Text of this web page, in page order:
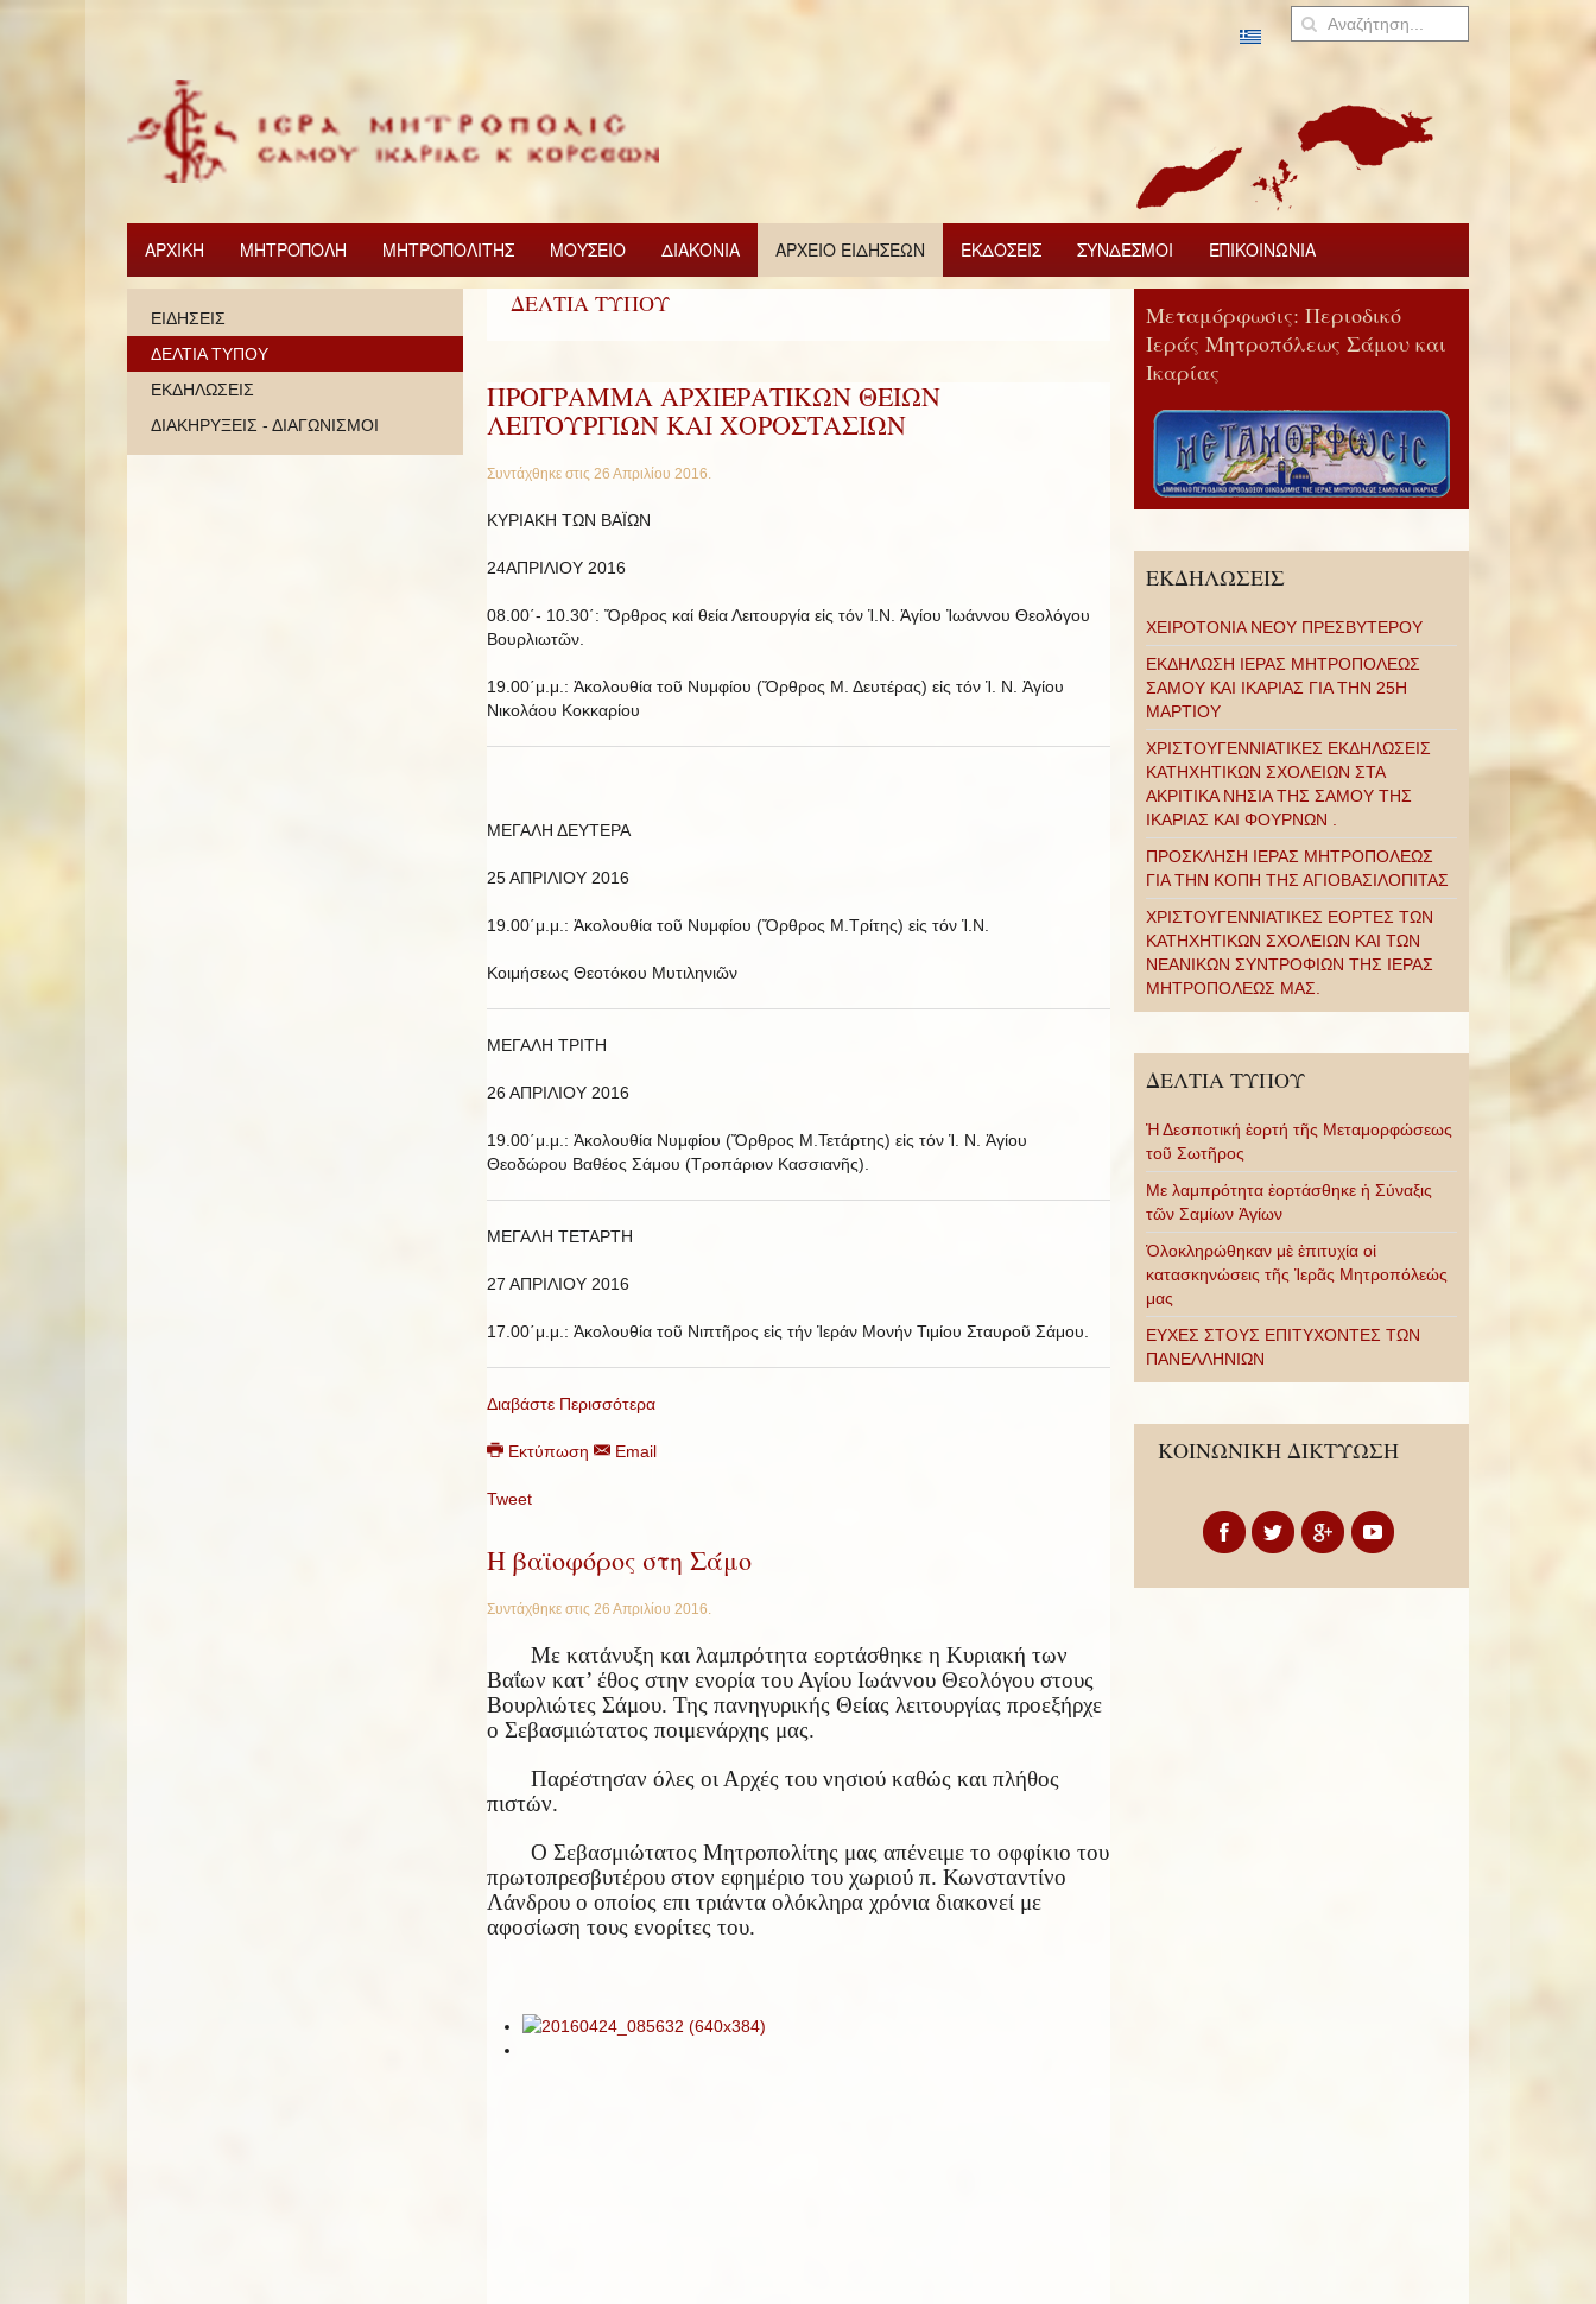
ΑΡΧΙΚΗ ΜΗΤΡΟΠΟΛΗ ΜΗΤΡΟΠΟΛΙΤΗΣ ΜΟΥΣΕΙΟ ΔΙΑΚΟΝΙΑ ΑΡΧΕΙΟ ΕΙΔΗΣΕΩΝ ΕΚΔΟΣΕΙΣ ΣΥΝΔΕΣΜΟΙ ΕΠΙΚΟΙΝΩΝΙΑ
ΔΕΛΤΙΑ ΤΥΠΟΥ
ΠΡΟΓΡΑΜΜΑ ΑΡΧΙΕΡΑΤΙΚΩΝ ΘΕΙΩΝ
ΛΕΙΤΟΥΡΓΙΩΝ ΚΑΙ ΧΟΡΟΣΤΑΣΙΩΝ
Συντάχθηκε στις 26 Απριλίου 2016.
ΚΥΡΙΑΚΗ ΤΩΝ ΒΑΪΩΝ
24ΑΠΡΙΛΙΟΥ 2016
08.00΄- 10.30΄: Ὄρθρος καί θεία Λειτουργία εἰς τόν Ἱ.Ν. Ἁγίου Ἰωάννου Θεολόγου
Βουρλιωτῶν.
19.00΄μ.μ.: Ἀκολουθία τοῦ Νυμφίου (Ὄρθρος Μ. Δευτέρας) εἰς τόν Ἱ. Ν. Ἁγίου
Νικολάου Κοκκαρίου
ΜΕΓΑΛΗ ΔΕΥΤΕΡΑ
25 ΑΠΡΙΛΙΟΥ 2016
19.00΄μ.μ.: Ἀκολουθία τοῦ Νυμφίου (Ὄρθρος Μ.Τρίτης) εἰς τόν Ἱ.Ν.
Κοιμήσεως Θεοτόκου Μυτιληνιῶν
ΜΕΓΑΛΗ ΤΡΙΤΗ
26 ΑΠΡΙΛΙΟΥ 2016
19.00΄μ.μ.: Ἀκολουθία Νυμφίου (Ὄρθρος Μ.Τετάρτης) εἰς τόν Ἱ. Ν. Ἁγίου
Θεοδώρου Βαθέος Σάμου (Τροπάριον Κασσιανῆς).
ΜΕΓΑΛΗ ΤΕΤΑΡΤΗ
27 ΑΠΡΙΛΙΟΥ 2016
17.00΄μ.μ.: Ἀκολουθία τοῦ Νιπτῆρος εἰς τήν Ἱεράν Μονήν Τιμίου Σταυροῦ Σάμου.
Διαβάστε Περισσότερα
Εκτύπωση Email
Tweet
Η βαϊοφόρος στη Σάμο
Συντάχθηκε στις 26 Απριλίου 2016.
Με κατάνυξη και λαμπρότητα εορτάσθηκε η Κυριακή των
Βαΐων κατ’ έθος στην ενορία του Αγίου Ιωάννου Θεολόγου στους
Βουρλιώτες Σάμου. Της πανηγυρικής Θείας λειτουργίας προεξήρχε
ο Σεβασμιώτατος ποιμενάρχης μας.
Παρέστησαν όλες οι Αρχές του νησιού καθώς και πλήθος
πιστών.
Ο Σεβασμιώτατος Μητροπολίτης μας απένειμε το οφφίκιο του
πρωτοπρεσβυτέρου στον εφημέριο του χωριού π. Κωνσταντίνο
Λάνδρου ο οποίος επι τριάντα ολόκληρα χρόνια διακονεί με
αφοσίωση τους ενορίτες του.
ΕΙΔΗΣΕΙΣ
ΔΕΛΤΙΑ ΤΥΠΟΥ
ΕΚΔΗΛΩΣΕΙΣ
ΔΙΑΚΗΡΥΞΕΙΣ - ΔΙΑΓΩΝΙΣΜΟΙ
Μεταμόρφωσις: Περιοδικό
Ιεράς Μητροπόλεως Σάμου και
Ικαρίας
ΕΚΔΗΛΩΣΕΙΣ
ΧΕΙΡΟΤΟΝΙΑ ΝΕΟΥ ΠΡΕΣΒΥΤΕΡΟΥ
ΕΚΔΗΛΩΣΗ ΙΕΡΑΣ ΜΗΤΡΟΠΟΛΕΩΣ
ΣΑΜΟΥ ΚΑΙ ΙΚΑΡΙΑΣ ΓΙΑ ΤΗΝ 25Η
ΜΑΡΤΙΟΥ
ΧΡΙΣΤΟΥΓΕΝΝΙΑΤΙΚΕΣ ΕΚΔΗΛΩΣΕΙΣ
ΚΑΤΗΧΗΤΙΚΩΝ ΣΧΟΛΕΙΩΝ ΣΤΑ
ΑΚΡΙΤΙΚΑ ΝΗΣΙΑ ΤΗΣ ΣΑΜΟΥ ΤΗΣ
ΙΚΑΡΙΑΣ ΚΑΙ ΦΟΥΡΝΩΝ .
ΠΡΟΣΚΛΗΣΗ ΙΕΡΑΣ ΜΗΤΡΟΠΟΛΕΩΣ
ΓΙΑ ΤΗΝ ΚΟΠΗ ΤΗΣ ΑΓΙΟΒΑΣΙΛΟΠΙΤΑΣ
ΧΡΙΣΤΟΥΓΕΝΝΙΑΤΙΚΕΣ ΕΟΡΤΕΣ ΤΩΝ
ΚΑΤΗΧΗΤΙΚΩΝ ΣΧΟΛΕΙΩΝ ΚΑΙ ΤΩΝ
ΝΕΑΝΙΚΩΝ ΣΥΝΤΡΟΦΙΩΝ ΤΗΣ ΙΕΡΑΣ
ΜΗΤΡΟΠΟΛΕΩΣ ΜΑΣ.
ΔΕΛΤΙΑ ΤΥΠΟΥ
Ἡ Δεσποτική ἑορτή τῆς Μεταμορφώσεως
τοῦ Σωτῆρος
Με λαμπρότητα ἑορτάσθηκε ἡ Σύναξις
τῶν Σαμίων Ἁγίων
Ὁλοκληρώθηκαν μὲ ἐπιτυχία οἱ
κατασκηνώσεις τῆς Ἱερᾶς Μητροπόλεώς
μας
ΕΥΧΕΣ ΣΤΟΥΣ ΕΠΙΤΥΧΟΝΤΕΣ ΤΩΝ
ΠΑΝΕΛΛΗΝΙΩΝ
ΚΟΙΝΩΝΙΚΗ ΔΙΚΤΥΩΣΗ